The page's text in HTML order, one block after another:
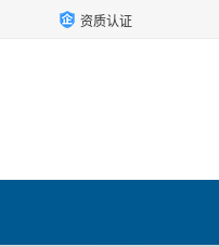
资质认证